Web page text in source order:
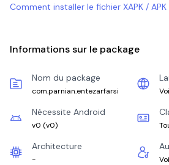
Comment installer le fichier XAPK / APK
Informations sur le package
Nom du package
com.parnian.entezarfarsi
Nécessite Android
v0 (v0)
Architecture
-